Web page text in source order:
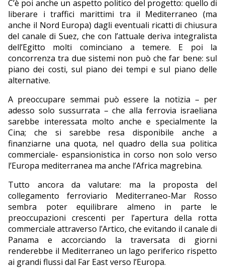
C’è poi anche un aspetto politico del progetto: quello di
liberare i traffici marittimi tra il Mediterraneo (ma
anche il Nord Europa) dagli eventuali ricatti di chiusura
del canale di Suez, che con l’attuale deriva integralista
dell’Egitto molti cominciano a temere. E poi la
concorrenza tra due sistemi non può che far bene: sul
piano dei costi, sul piano dei tempi e sul piano delle
alternative.
A preoccupare semmai può essere la notizia – per
adesso solo sussurrata – che alla ferrovia israeliana
sarebbe interessata molto anche e specialmente la
Cina; che si sarebbe resa disponibile anche a
finanziarne una quota, nel quadro della sua politica
commerciale- espansionistica in corso non solo verso
l’Europa mediterranea ma anche l’Africa magrebina.
Tutto ancora da valutare: ma la proposta del
collegamento ferroviario Mediterraneo-Mar Rosso
sembra poter equilibrare almeno in parte le
preoccupazioni crescenti per l’apertura della rotta
commerciale attraverso l’Artico, che evitando il canale di
Panama e accorciando la traversata di giorni
renderebbe il Mediterraneo un lago periferico rispetto
ai grandi flussi dal Far East verso l’Europa.